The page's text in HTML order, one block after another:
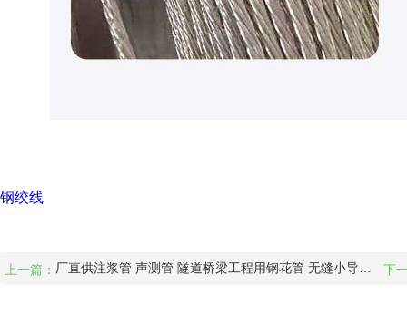
钢绞线
上一篇： 下